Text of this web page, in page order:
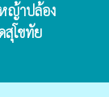
ญ้าปล้อง
โขทัย